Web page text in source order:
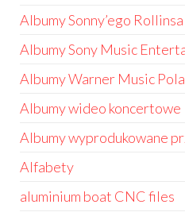
Albumy Sonny’ego Rollinsa
Albumy Sony Music
Albumy Warner Music
Albumy wideo koncertowe
Albumy wyprodukowane
Alfabety
aluminium boat CNC files